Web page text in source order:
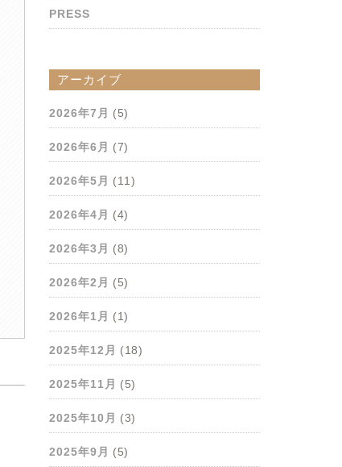
PRESS
アーカイブ
2026年7月 (5)
2026年6月 (7)
2026年5月 (11)
2026年4月 (4)
2026年3月 (8)
2026年2月 (5)
2026年1月 (1)
2025年12月 (18)
2025年11月 (5)
2025年10月 (3)
2025年9月 (5)